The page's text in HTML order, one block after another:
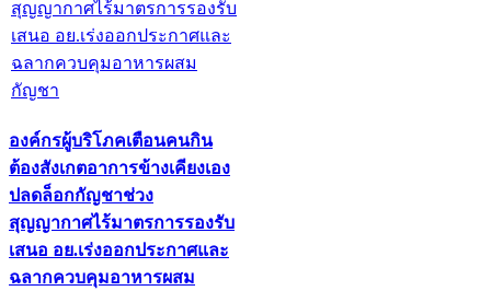
องค์กรผู้บริโภคเตือนคนกิน
ต้องสังเกตอาการข้างเคียงเอง
ปลดล็อกกัญชาช่วง
สุญญากาศไร้มาตรการรองรับ
เสนอ อย.เร่งออกประกาศและ
ฉลากควบคุมอาหารผสม